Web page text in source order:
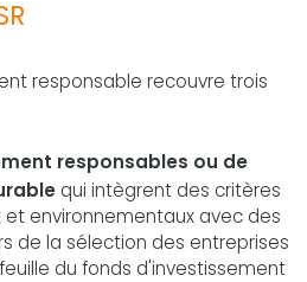
responsable recouvre trois
responsables ou de
qui intègrent des critères
environnementaux avec des
de la sélection des entreprises
du fonds d'investissement